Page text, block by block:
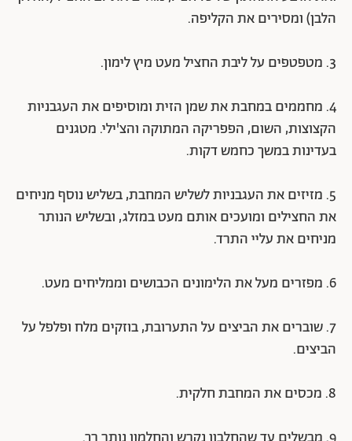
הלבן) ומסירים את הקליפה.
3. מטפטפים על ליבת החציל מעט מיץ לימון.
4. מחממים במחבת את שמן הזית ומוסיפים את העגבניות
הקצוצות, השום, הפפריקה המתוקה והצ'ילי. מטגנים
בעדינות במשך כחמש דקות.
5. מזיזים את העגבניות לשליש המחבת, בשליש נוסף מניחים
את החצילים ומועכים אותם מעט במזלג, ובשליש הנותר
מניחים את עליי התרד.
6. מפזרים מעל את הלימונים הכבושים וממליחים מעט.
7. שוברים את הביצים על התערובת, בוזקים מלח ופלפל על
הביצים.
8. מכסים את המחבת חלקית.